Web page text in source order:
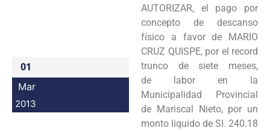
Programas
Intranet
01
Mar
2013
AUTORIZAR, el pago por
concepto de descanso
físico a favor de MARIO
CRUZ QUISPE, por el record
trunco de siete meses,
de labor en la
Municipalidad Provincial
de Mariscal Nieto, por un
monto liquido de SI. 240.18